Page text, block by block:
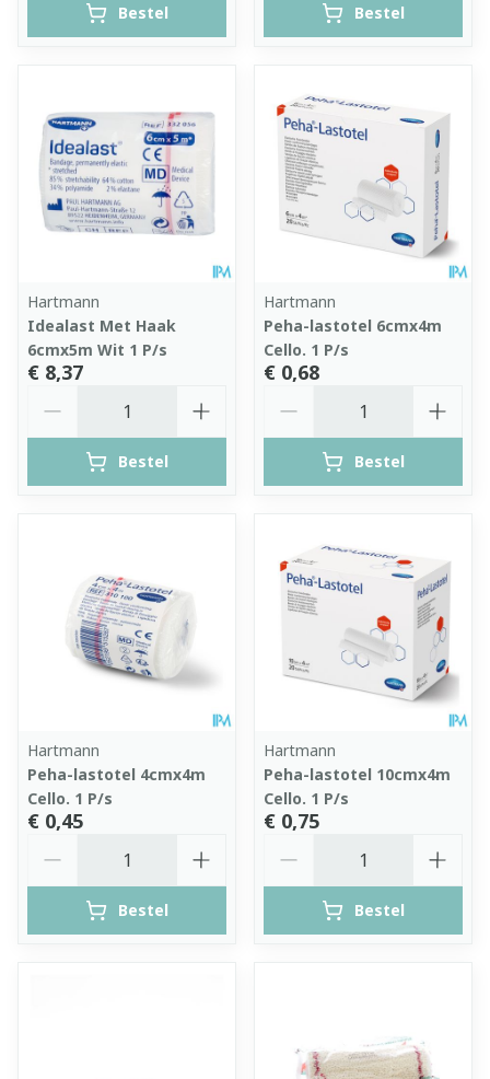
Bestel Bestel
Hartmann
Idealast Met Haak
6cmx5m Wit 1 P/s
€ 8,37
Bestel
Hartmann
Peha-lastotel 6cmx4m
Cello. 1 P/s
€ 0,68
Bestel
Hartmann
Peha-lastotel 4cmx4m
Cello. 1 P/s
€ 0,45
Bestel
Hartmann
Peha-lastotel 10cmx4m
Cello. 1 P/s
€ 0,75
Bestel